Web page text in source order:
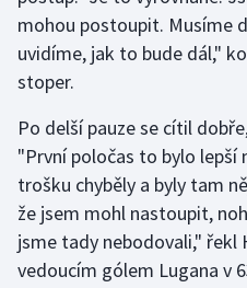
Lyže a snowboard
Moderní pětiboj
Motorsport
Olympijské hry
Parasport
mohou postoupit. Musíme
uvidíme, jak to bude dál,"
stoper.
Po delší pauze se cítil
"První poločas to bylo lepší
trošku chyběly a byly tam
že jsem mohl nastoupit,
jsme tady nebodovali," řekl
vedoucím gólem Lugana v